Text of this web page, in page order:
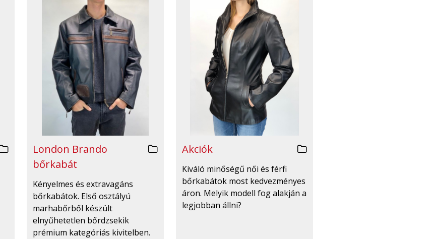
London Brando
bőrkabát
Kényelmes és extravagáns
bőrkabátok. Első osztályú
marhabőrből készült
elnyűhetetlen bőrdzsekik
prémium kategóriás kivitelben.
Akciók
Kiváló minőségű női és férfi
bőrkabátok most kedvezményes
áron. Melyik modell fog alakján a
legjobban állni?